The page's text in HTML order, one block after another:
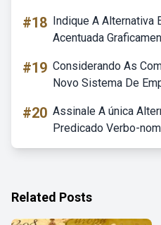
#18 Indique A Alternativa
Acentuada
#19 Considerando As
Novo Sistema De
#20 Assinale A única
Predicado Verbo-
Related Posts